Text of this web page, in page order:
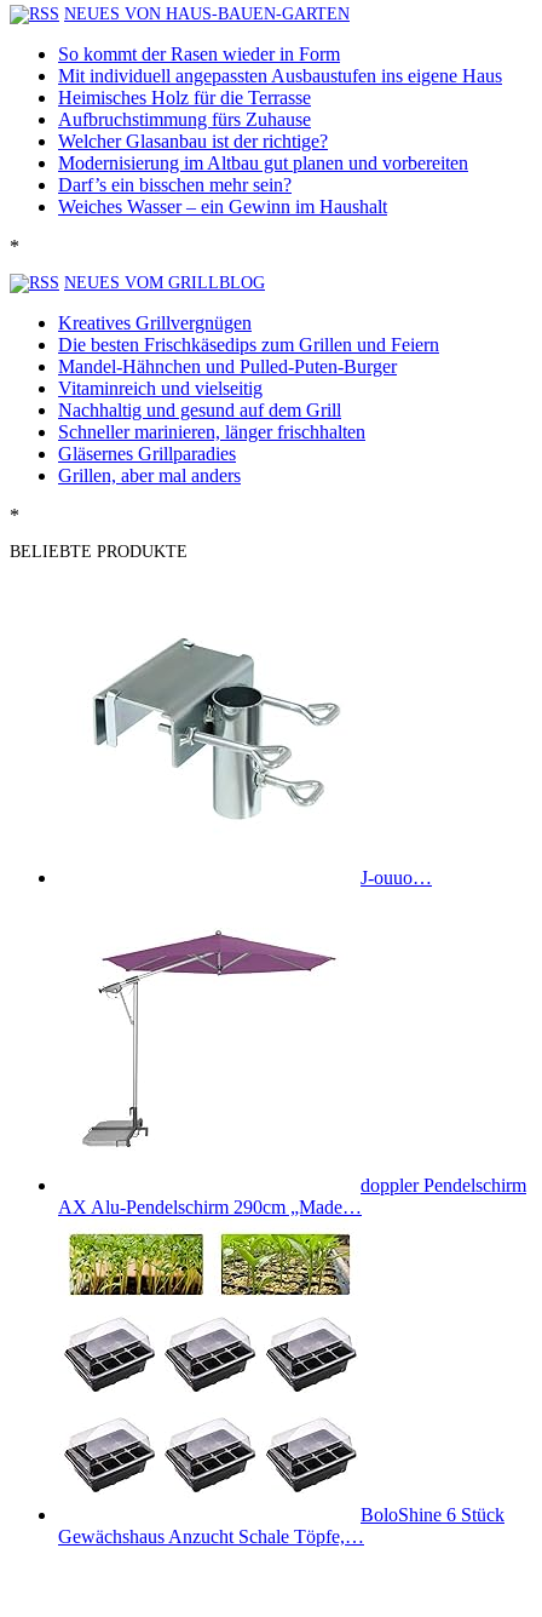
NEUES VON HAUS-BAUEN-GARTEN
So kommt der Rasen wieder in Form
Mit individuell angepassten Ausbaustufen ins eigene Haus
Heimisches Holz für die Terrasse
Aufbruchstimmung fürs Zuhause
Welcher Glasanbau ist der richtige?
Modernisierung im Altbau gut planen und vorbereiten
Darf’s ein bisschen mehr sein?
Weiches Wasser – ein Gewinn im Haushalt
*
NEUES VOM GRILLBLOG
Kreatives Grillvergnügen
Die besten Frischkäsedips zum Grillen und Feiern
Mandel-Hähnchen und Pulled-Puten-Burger
Vitaminreich und vielseitig
Nachhaltig und gesund auf dem Grill
Schneller marinieren, länger frischhalten
Gläsernes Grillparadies
Grillen, aber mal anders
*
BELIEBTE PRODUKTE
J-ouuo…
doppler Pendelschirm
AX Alu-Pendelschirm 290cm „Made…
BoloShine 6 Stück
Gewächshaus Anzucht Schale Töpfe,…